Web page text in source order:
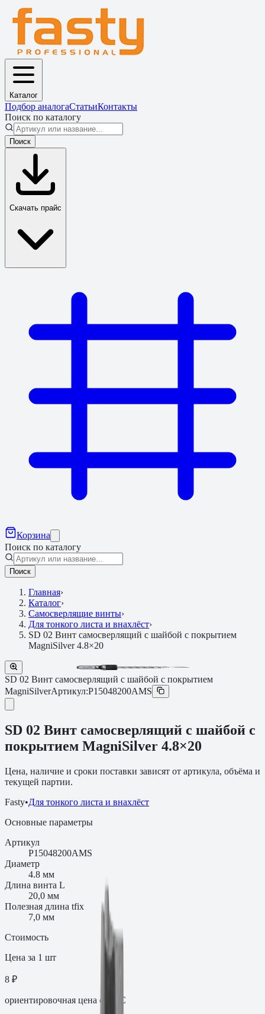
Каталог
Подбор аналогаСтатьиКонтакты
Поиск по каталогу
Поиск
Скачать прайс
Корзина
Поиск по каталогу
Поиск
Главная›
Каталог›
Самосверлящие винты›
Для тонкого листа и внахлёст›
SD 02 Винт самосверлящий с шайбой с покрытием
MagniSilver 4.8×20
SD 02 Винт самосверлящий с шайбой с покрытием
MagniSilverАртикул:P15048200AMS
SD 02 Винт самосверлящий с шайбой с
покрытием MagniSilver 4.8×20
Цена, наличие и сроки поставки зависят от артикула, объёма и
текущей партии.
Fasty•Для тонкого листа и внахлёст
Основные параметры
Артикул
P15048200AMS
Диаметр
4.8 мм
Длина винта L
20,0 мм
Полезная длина tfix
7,0 мм
Стоимость
Цена за 1 шт
8 ₽
ориентировочная цена с НДС